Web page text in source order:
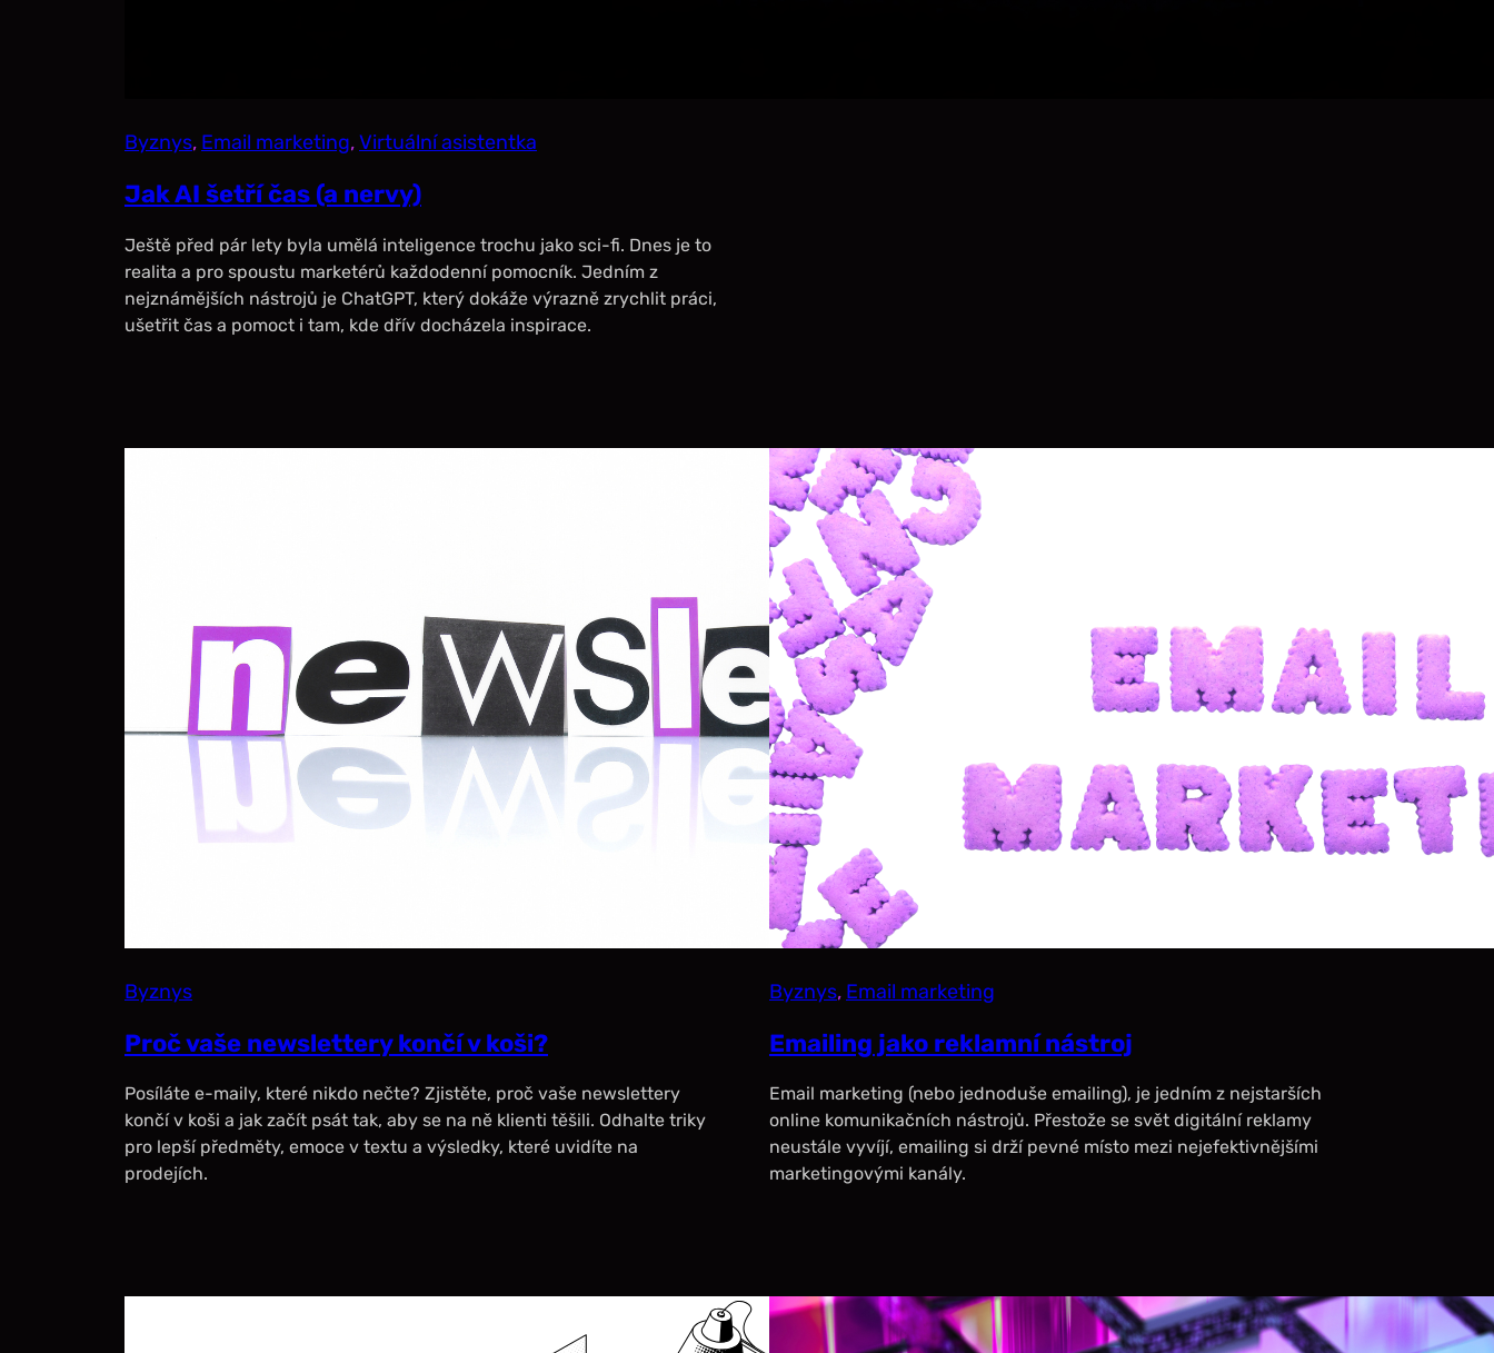
Byznys, Email marketing, Virtuální asistentka
Jak AI šetří čas (a nervy)
Ještě před pár lety byla umělá inteligence trochu jako sci-fi. Dnes je to
realita a pro spoustu marketérů každodenní pomocník. Jedním z
nejznámějších nástrojů je ChatGPT, který dokáže výrazně zrychlit práci,
ušetřit čas a pomoct i tam, kde dřív docházela inspirace.
Byznys
Proč vaše newslettery končí v koši?
Posíláte e-maily, které nikdo nečte? Zjistěte, proč vaše newslettery
končí v koši a jak začít psát tak, aby se na ně klienti těšili. Odhalte triky
pro lepší předměty, emoce v textu a výsledky, které uvidíte na
prodejích.
Byznys, Email marketing
Emailing jako reklamní nástroj
Email marketing (nebo jednoduše emailing), je jedním z nejstarších
online komunikačních nástrojů. Přestože se svět digitální reklamy
neustále vyvíjí, emailing si drží pevné místo mezi nejefektivnějšími
marketingovými kanály.